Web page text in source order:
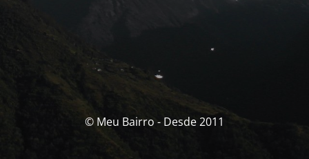
© Meu Bairro - Desde 2011